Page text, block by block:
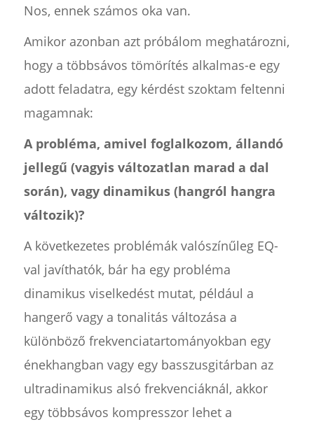
Nos, ennek számos oka van.
Amikor azonban azt próbálom meghatározni,
hogy a többsávos tömörítés alkalmas-e egy
adott feladatra, egy kérdést szoktam feltenni
magamnak:
A probléma, amivel foglalkozom, állandó
jellegű (vagyis változatlan marad a dal
során), vagy dinamikus (hangról hangra
változik)?
A következetes problémák valószínűleg EQ-
val javíthatók, bár ha egy probléma
dinamikus viselkedést mutat, például a
hangerő vagy a tonalitás változása a
különböző frekvenciatartományokban egy
énekhangban vagy egy basszusgitárban az
ultradinamikus alsó frekvenciáknál, akkor
egy többsávos kompresszor lehet a